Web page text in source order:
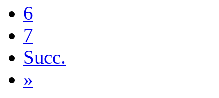
6
7
Succ.
»